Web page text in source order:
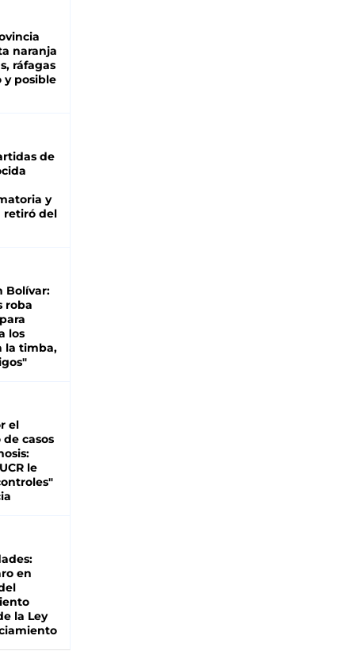
naranja
ráfagas
y posible
de
y
retiró del
Bolívar:
roba
los
la timba,
el
casos
le
en
la Ley